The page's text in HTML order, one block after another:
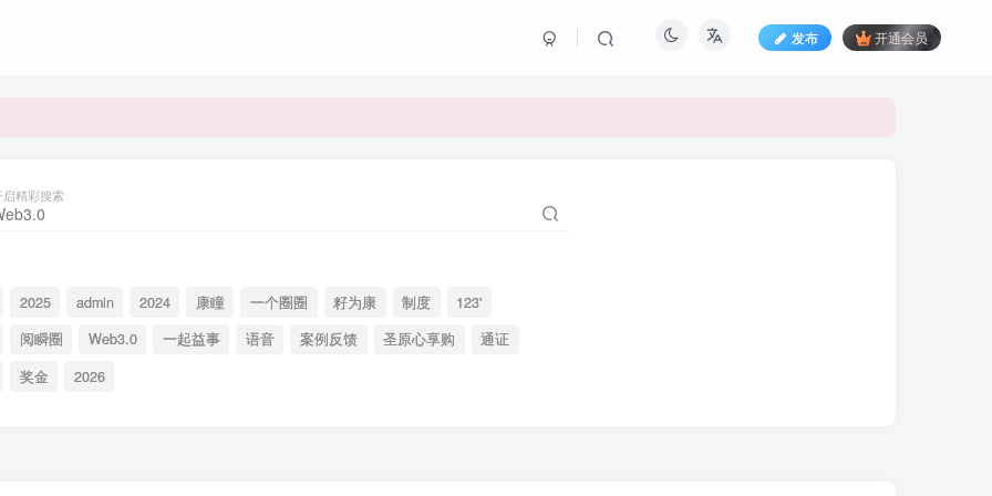
发布 开通会员
启精彩搜索
2025 admin 2024 康瞳 一个圈圈 籽为康 制度
123'
阅瞬圈
Web3.0 一起益事 语音 案例反馈 圣原心享购
通证
奖金
2026